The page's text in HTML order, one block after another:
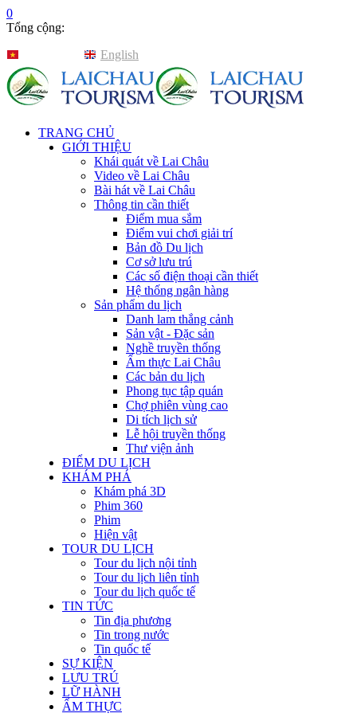
0
Tổng cộng:
English
TRANG CHỦ
GIỚI THIỆU
Khái quát về Lai Châu
Video về Lai Châu
Bài hát về Lai Châu
Thông tin cần thiết
Điểm mua sắm
Điểm vui chơi giải trí
Bản đồ Du lịch
Cơ sở lưu trú
Các số điện thoại cần thiết
Hệ thống ngân hàng
Sản phẩm du lịch
Danh lam thắng cảnh
Sản vật - Đặc sản
Nghề truyền thống
Ẩm thực Lai Châu
Các bản du lịch
Phong tục tập quán
Chợ phiên vùng cao
Di tích lịch sử
Lễ hội truyền thống
Thư viện ảnh
ĐIỂM DU LỊCH
KHÁM PHÁ
Khám phá 3D
Phim 360
Phim
Hiện vật
TOUR DU LỊCH
Tour du lịch nội tỉnh
Tour du lịch liên tỉnh
Tour du lịch quốc tế
TIN TỨC
Tin địa phương
Tin trong nước
Tin quốc tế
SỰ KIỆN
LƯU TRÚ
LỮ HÀNH
ẨM THỰC